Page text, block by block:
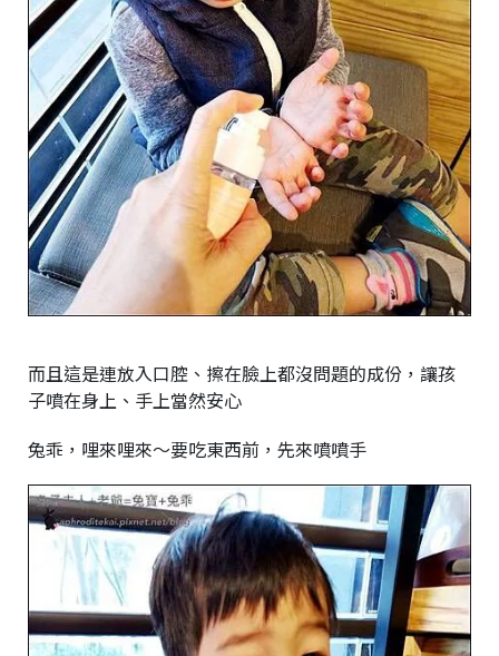
而且這是連放入口腔、擦在臉上都沒問題的成份，讓孩
子噴在身上、手上當然安心
兔乖，哩來哩來～要吃東西前，先來噴噴手